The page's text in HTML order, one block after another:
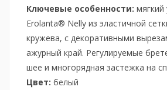
Ключевые особенности: мягкий
Erolanta® Nelly из эластичной
кружева, с декоративными
ажурный край. Регулируемые
шее и многорядная застежка на
Цвет: белый